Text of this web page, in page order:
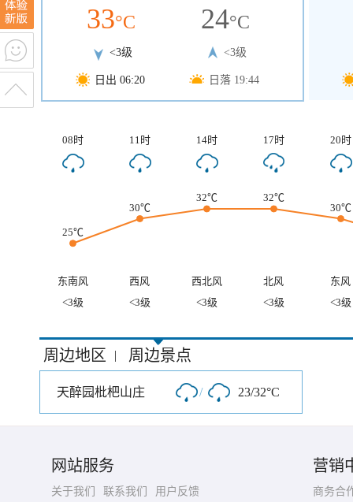
33°C
<3级
日出 06:20
24°C
<3级
日落 19:44
08时 11时 14时 17时 20时
25℃
30℃
32℃
32℃
30℃
东南风 西风 西北风 北风
东风
<3级
<3级 <3级 <3级 <3级
周边地区 | 周边景点
天醉园枇杷山庄 / 23/32°C
网站服务
关于我们 联系我们
用户反馈
营销
商务合